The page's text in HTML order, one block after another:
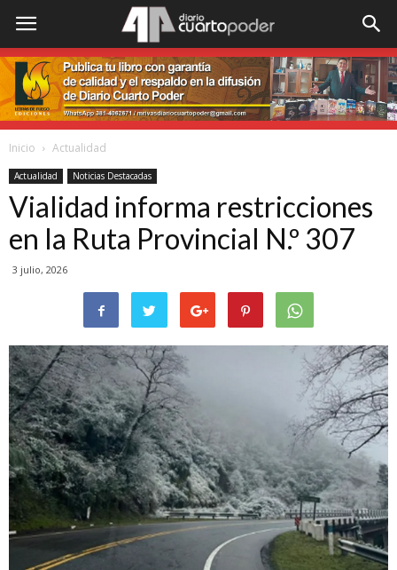
Inicio Actualidad
Actualidad Noticias Destacadas
Vialidad informa restricciones
en la Ruta Provincial N.º 307
3 julio, 2026